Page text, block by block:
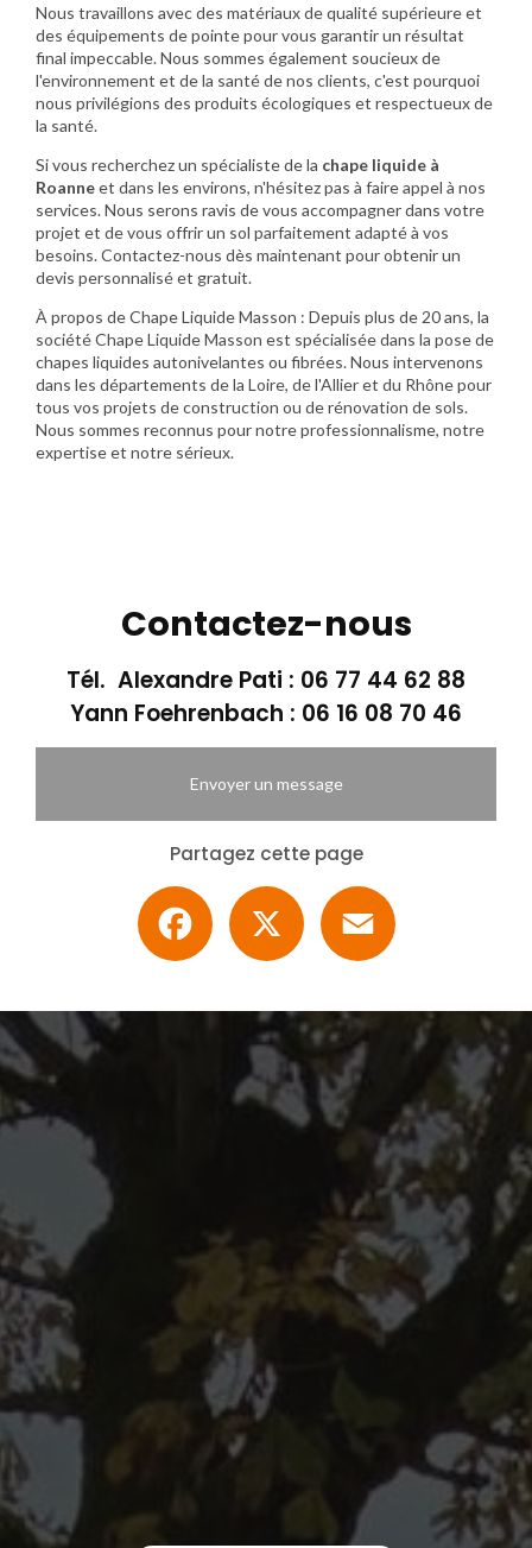
Nous travaillons avec des matériaux de qualité supérieure et
des équipements de pointe pour vous garantir un résultat
final impeccable. Nous sommes également soucieux de
l'environnement et de la santé de nos clients, c'est pourquoi
nous privilégions des produits écologiques et respectueux de
la santé.
Si vous recherchez un spécialiste de la chape liquide à
Roanneet dans les environs, n'hésitez pas à faire appel à nos
services. Nous serons ravis de vous accompagner dans votre
projet et de vous offrir un sol parfaitement adapté à vos
besoins. Contactez-nous dès maintenant pour obtenir un
devis personnalisé et gratuit.
À propos de Chape Liquide Masson : Depuis plus de 20 ans, la
société Chape Liquide Masson est spécialisée dans la pose de
chapes liquides autonivelantes ou fibrées. Nous intervenons
dans les départements de la Loire, de l'Allier et du Rhône pour
tous vos projets de construction ou de rénovation de sols.
Nous sommes reconnus pour notre professionnalisme, notre
expertise et notre sérieux.
Contactez-nous
Tél. Alexandre Pati : 06 77 44 62 88
Yann Foehrenbach : 06 16 08 70 46
Envoyer un message
Partagez cette page
Facebook